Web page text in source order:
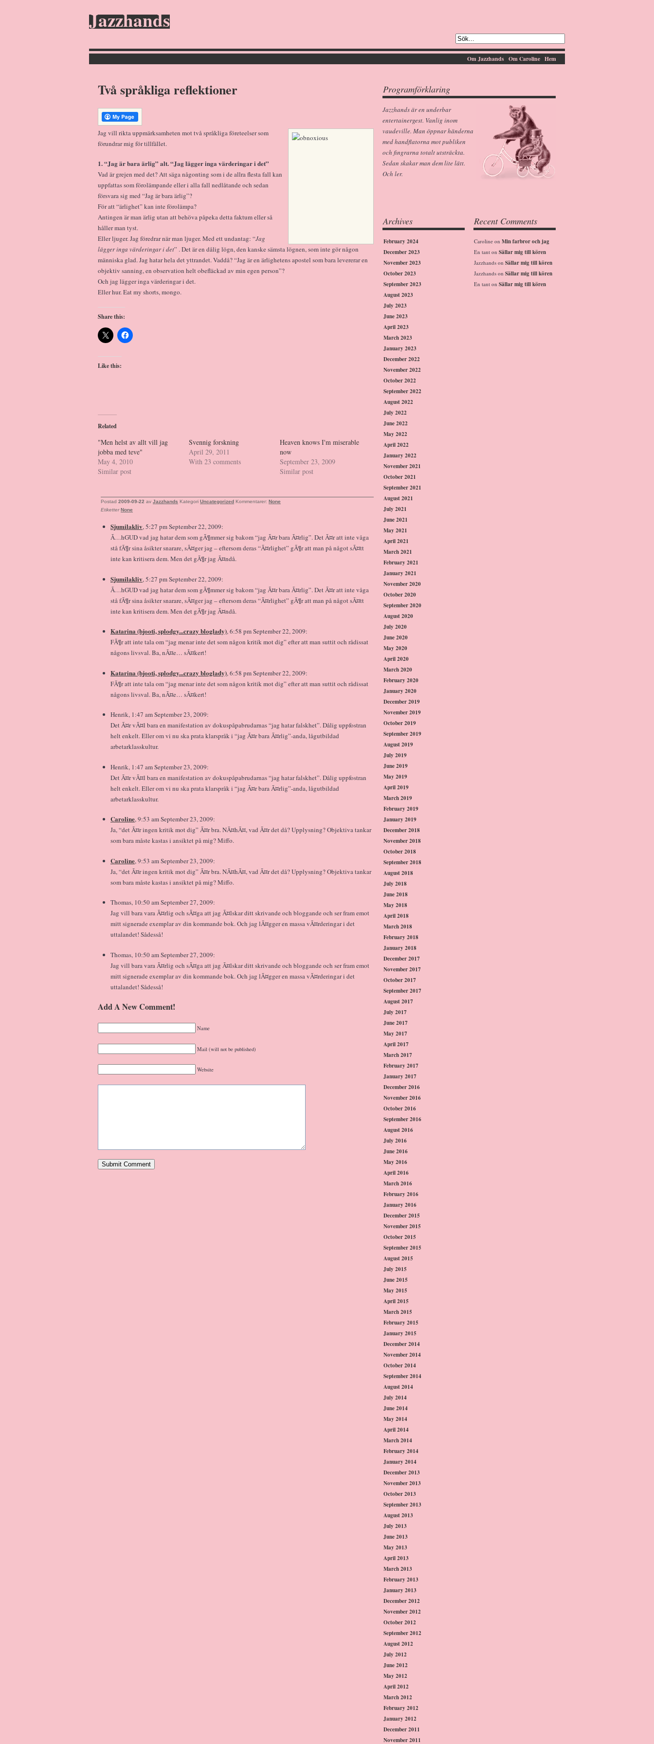
Jazzhands
Hem
Om Caroline
Om Jazzhands
Två språkliga reflektioner
Jag vill rikta uppmärksamheten mot två språkliga företeelser som
förundrar mig för tillfället.
1. “Jag är bara ärlig” alt. “Jag lägger inga värderingar i det”
Vad är grejen med det? Att säga någonting som i de allra flesta fall kan
uppfattas som förolämpande eller i alla fall nedlåtande och sedan
försvara sig med “Jag är bara ärlig”?
För att “ärlighet” kan inte förolämpa?
Antingen är man ärlig utan att behöva påpeka detta faktum eller så
håller man tyst.
Eller ljuger. Jag föredrar när man ljuger. Med ett undantag: “Jag
lägger inga värderingar i det” . Det är en dålig lögn, den kanske sämsta lögnen, som inte gör någon
människa glad. Jag hatar hela det yttrandet. Vaddå? “Jag är en ärlighetens apostel som bara levererar en
objektiv sanning, en observation helt obefläckad av min egen person”?
Och jag lägger inga värderingar i det.
Eller hur. Eat my shorts, mongo.
Share this:
Like this:
Related
"Men helst av allt vill jag
jobba med teve"
May 4, 2010
Similar post
Svennig forskning
April 29, 2011
With 23 comments
Heaven knows I'm miserable
now
September 23, 2009
Similar post
Postad 2009-09-22 av Jazzhands Kategori Uncategorized Kommentarer: None
Etiketter None
Sjumilakliv, 5:27 pm September 22, 2009:
Ã…hGUD vad jag hatar dem som gÃ¶mmer sig bakom “jag Ã¤r bara Ã¤rlig”. Det Ã¤r att inte våga
stå fÃ¶r sina åsikter snarare, sÃ¤ger jag – eftersom deras “Ã¤rlighet” gÃ¶r att man på något sÃ¤tt
inte kan kritisera dem. Men det gÃ¶r jag Ã¤ndå.
Sjumilakliv, 5:27 pm September 22, 2009:
Ã…hGUD vad jag hatar dem som gÃ¶mmer sig bakom “jag Ã¤r bara Ã¤rlig”. Det Ã¤r att inte våga
stå fÃ¶r sina åsikter snarare, sÃ¤ger jag – eftersom deras “Ã¤rlighet” gÃ¶r att man på något sÃ¤tt
inte kan kritisera dem. Men det gÃ¶r jag Ã¤ndå.
Katarina (bjooti, splodgy...crazy bloglady), 6:58 pm September 22, 2009:
FÃ¶r att inte tala om “jag menar inte det som någon kritik mot dig” efter att man suttit och rådissat
någons livsval. Ba, nÃ¤e… sÃ¤kert!
Katarina (bjooti, splodgy...crazy bloglady), 6:58 pm September 22, 2009:
FÃ¶r att inte tala om “jag menar inte det som någon kritik mot dig” efter att man suttit och rådissat
någons livsval. Ba, nÃ¤e… sÃ¤kert!
Henrik, 1:47 am September 23, 2009:
Det Ã¤r vÃ¤l bara en manifestation av dokuspåpabrudarnas “jag hatar falskhet”. Dålig uppfostran
helt enkelt. Eller om vi nu ska prata klarspråk i “jag Ã¤r bara Ã¤rlig”-anda, lågutbildad
arbetarklasskultur.
Henrik, 1:47 am September 23, 2009:
Det Ã¤r vÃ¤l bara en manifestation av dokuspåpabrudarnas “jag hatar falskhet”. Dålig uppfostran
helt enkelt. Eller om vi nu ska prata klarspråk i “jag Ã¤r bara Ã¤rlig”-anda, lågutbildad
arbetarklasskultur.
Caroline, 9:53 am September 23, 2009:
Ja, “det Ã¤r ingen kritik mot dig” Ã¤r bra. NÃ¤hÃ¤, vad Ã¤r det då? Upplysning? Objektiva tankar
som bara måste kastas i ansiktet på mig? Miffo.
Caroline, 9:53 am September 23, 2009:
Ja, “det Ã¤r ingen kritik mot dig” Ã¤r bra. NÃ¤hÃ¤, vad Ã¤r det då? Upplysning? Objektiva tankar
som bara måste kastas i ansiktet på mig? Miffo.
Thomas, 10:50 am September 27, 2009:
Jag vill bara vara Ã¤rlig och sÃ¤ga att jag Ã¤lskar ditt skrivande och bloggande och ser fram emot
mitt signerade exemplar av din kommande bok. Och jag lÃ¤gger en massa vÃ¤rderingar i det
uttalandet! Sådesså!
Thomas, 10:50 am September 27, 2009:
Jag vill bara vara Ã¤rlig och sÃ¤ga att jag Ã¤lskar ditt skrivande och bloggande och ser fram emot
mitt signerade exemplar av din kommande bok. Och jag lÃ¤gger en massa vÃ¤rderingar i det
uttalandet! Sådesså!
Add A New Comment!
Name
Mail (will not be published)
Website
Programförklaring
Jazzhands är en underbar
entertainergest. Vanlig inom
vaudeville. Man öppnar händerna
med handflatorna mot publiken
och fingrarna totalt utsträckta.
Sedan skakar man dem lite lätt.
Och ler.
Archives
February 2024
December 2023
November 2023
October 2023
September 2023
August 2023
July 2023
June 2023
April 2023
March 2023
January 2023
December 2022
November 2022
October 2022
September 2022
August 2022
July 2022
June 2022
May 2022
April 2022
January 2022
November 2021
October 2021
September 2021
August 2021
July 2021
June 2021
May 2021
April 2021
March 2021
February 2021
January 2021
November 2020
October 2020
September 2020
August 2020
July 2020
June 2020
May 2020
April 2020
March 2020
February 2020
January 2020
December 2019
November 2019
October 2019
September 2019
August 2019
July 2019
June 2019
May 2019
April 2019
March 2019
February 2019
January 2019
December 2018
November 2018
October 2018
September 2018
August 2018
July 2018
June 2018
May 2018
April 2018
March 2018
February 2018
January 2018
December 2017
November 2017
October 2017
September 2017
August 2017
July 2017
June 2017
May 2017
April 2017
March 2017
February 2017
January 2017
December 2016
November 2016
October 2016
September 2016
August 2016
July 2016
June 2016
May 2016
April 2016
March 2016
February 2016
January 2016
December 2015
November 2015
October 2015
September 2015
August 2015
July 2015
June 2015
May 2015
April 2015
March 2015
February 2015
January 2015
December 2014
November 2014
October 2014
September 2014
August 2014
July 2014
June 2014
May 2014
April 2014
March 2014
February 2014
January 2014
December 2013
November 2013
October 2013
September 2013
August 2013
July 2013
June 2013
May 2013
April 2013
March 2013
February 2013
January 2013
December 2012
November 2012
October 2012
September 2012
August 2012
July 2012
June 2012
May 2012
April 2012
March 2012
February 2012
January 2012
December 2011
November 2011
Recent Comments
Caroline on Min farbror och jag
En tant on Sällar mig till kören
Jazzhands on Sällar mig till kören
Jazzhands on Sällar mig till kören
En tant on Sällar mig till kören